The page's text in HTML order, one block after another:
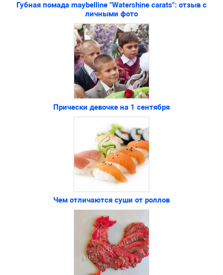
Губная помада maybelline "Watershine carats": отзыв с
личными фото
Прически девочке на 1 сентября
Чем отличаются суши от роллов